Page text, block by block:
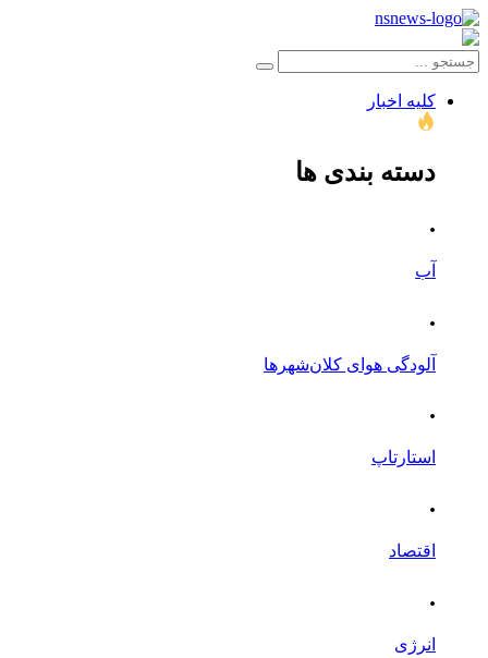
کلیه اخبار
دسته بندی ها
.
آب
.
آلودگی هوای کلان‌شهرها
.
استارتاپ
.
اقتصاد
.
انرژی